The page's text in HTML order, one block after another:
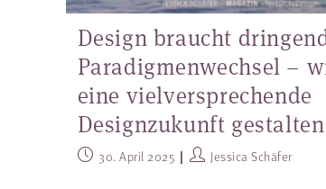
Design braucht
Paradigmenwechsel –
eine vielversprechende
Designzukunft gestalten
30. April 2025 Jessica Schäfer